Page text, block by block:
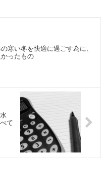
寒い冬を快適に過ごす為に、
ったもの
て